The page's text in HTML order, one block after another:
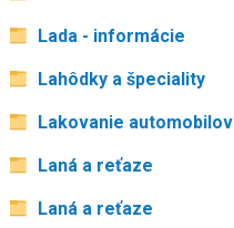
Lada - informácie
Lahôdky a špeciality
Lakovanie automobilov
Laná a reťaze
Laná a reťaze